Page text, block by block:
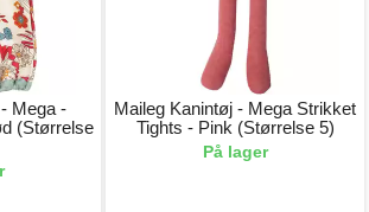
Mega -
(Størrelse
Maileg Kanintøj - Mega Strikket
Tights - Pink (Størrelse 5)
På lager